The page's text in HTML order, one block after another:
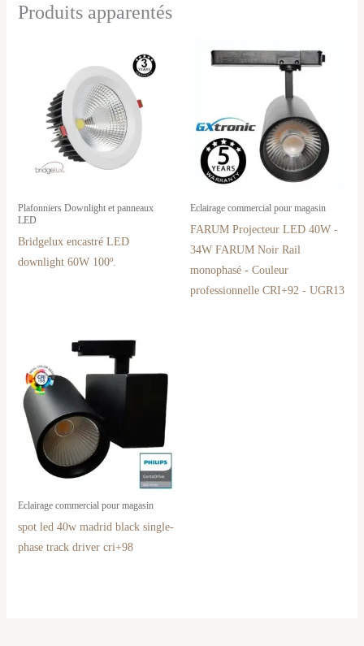
Produits apparentés
Plafonniers Downlight et panneaux
LED
Bridgelux encastré LED
downlight 60W 100º.
Eclairage commercial pour magasin
FARUM Projecteur LED 40W -
34W FARUM Noir Rail
monophasé - Couleur
professionnelle CRI+92 - UGR13
Eclairage commercial pour magasin
spot led 40w madrid black single-
phase track driver cri+98